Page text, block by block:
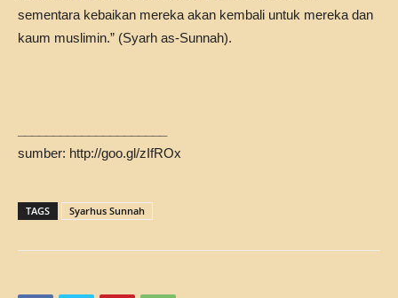
sementara kebaikan mereka akan kembali untuk mereka dan
kaum muslimin.” (Syarh as-Sunnah).
sumber: http://goo.gl/zIfROx
TAGS Syarhus Sunnah